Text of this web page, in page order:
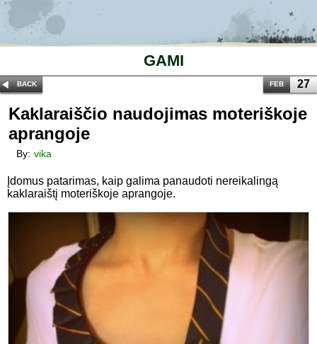
GAMI
BACK FEB 27
Kaklaraiščio naudojimas moteriškoje
aprangoje
By: vika
Įdomus patarimas, kaip galima panaudoti nereikalingą
kaklaraištį moteriškoje aprangoje.